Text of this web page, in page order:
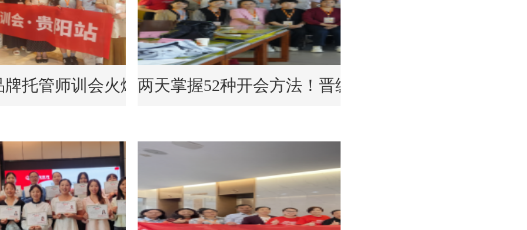
牌托管师训会火爆来袭~两天掌握52种开会方法！晋级员工会议实操班赋能托